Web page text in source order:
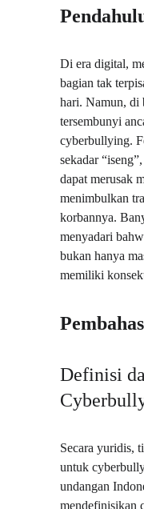
Di era digital,
bagian tak
hari. Namun, di
tersembunyi
cyberbullying.
sekadar
dapat merusak
menimbulkan
korbannya.
menyadari
bukan hanya
memiliki
Definisi
Secara yuridis,
untuk
undangan
mendefinisikan